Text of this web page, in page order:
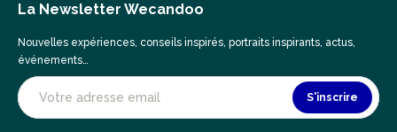
La Newsletter Wecandoo
Nouvelles expériences, conseils inspirés, portraits inspirants, actus,
événements…
S'inscrire